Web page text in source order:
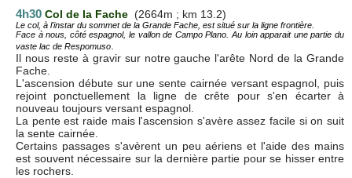
4h30 Col de la Fache (2664m ; km 13.2)
Le col, à l'instar du sommet de la Grande Fache, est situé sur la ligne frontière.
Face à nous, côté espagnol, le vallon de Campo Plano. Au loin apparait une partie du
vaste lac de Respomuso
Il nous reste à gravir sur notre gauche l'arête Nord de la Grande
Fache.
L'ascension débute sur une sente cairnée versant espagnol, puis
rejoint ponctuellement la ligne de crête pour s'en écarter à
nouveau toujours versant espagnol.
La pente est raide mais l'ascension s'avère assez facile si on suit
la sente cairnée.
Certains passages s'avèrent un peu aériens et l'aide des mains
est souvent nécessaire sur la dernière partie pour se hisser entre
les rochers.